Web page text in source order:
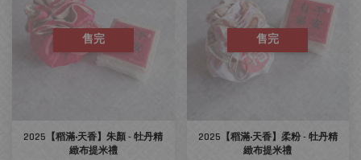
售完
2025【稻滿‧天香】朱顏 - 牡丹精
緻布提米禮
售完
2025【稻滿‧天香】柔粉 - 牡丹精
緻布提米禮